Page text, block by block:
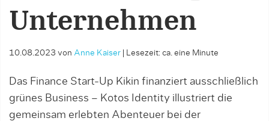
Unternehmen
10.08.2023 von Anne Kaiser Lesezeit: ca. eine Minute
Das Finance Start-Up Kikin finanziert ausschließlich
grünes Business – Kotos Identity illustriert die
gemeinsam erlebten Abenteuer bei der